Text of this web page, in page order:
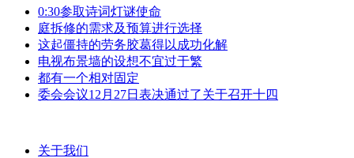
0:30参取诗词灯谜使命
庭拆修的需求及预算进行选择
这起僵持的劳务胶葛得以成功化解
电视布景墙的设想不宜过于繁
都有一个相对固定
委会会议12月27日表决通过了关于召开十四
关于我们